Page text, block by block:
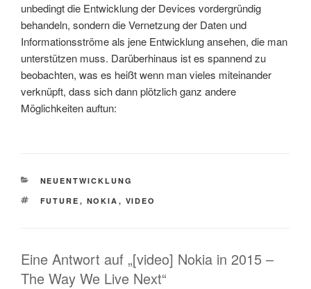
unbedingt die Entwicklung der Devices vordergründig
behandeln, sondern die Vernetzung der Daten und
Informationsströme als jene Entwicklung ansehen, die man
unterstützen muss. Darüberhinaus ist es spannend zu
beobachten, was es heißt wenn man vieles miteinander
verknüpft, dass sich dann plötzlich ganz andere
Möglichkeiten auftun:
KATEGORIEN
NEUENTWICKLUNG
SCHLAGWÖRTER
FUTURE , NOKIA , VIDEO
Eine Antwort auf „[video] Nokia in 2015 –
The Way We Live Next“